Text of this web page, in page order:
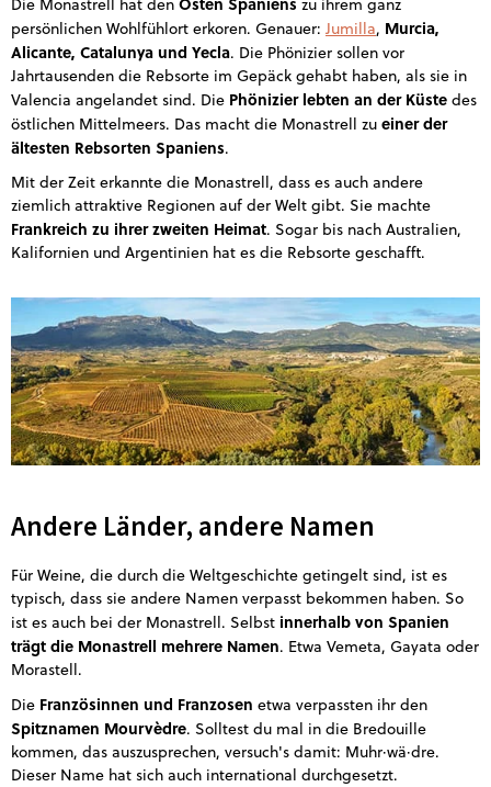
Die Monastrell hat den
zu ihrem ganz
persönlichen Wohlfühlort erkoren. Genauer: Jumilla, Murcia,
Alicante, Catalunya und Yecla. Die Phönizier sollen vor
Jahrtausenden die Rebsorte im Gepäck gehabt haben, als sie in
Valencia angelandet sind. Die Phönizier lebten an der Küste des
östlichen Mittelmeers. Das macht die Monastrell zu einer der
ältesten Rebsorten Spaniens.
Mit der Zeit erkannte die Monastrell, dass es auch andere
ziemlich attraktive Regionen auf der Welt gibt. Sie machte
Frankreich zu ihrer zweiten Heimat. Sogar bis nach Australien,
Kalifornien und Argentinien hat es die Rebsorte geschafft.
Andere Länder, andere Namen
Für Weine, die durch die Weltgeschichte getingelt sind, ist es
typisch, dass sie andere Namen verpasst bekommen haben. So
ist es auch bei der Monastrell. Selbst innerhalb von Spanien
trägt die Monastrell mehrere Namen. Etwa Vemeta, Gayata oder
Morastell.
Die Französinnen und Franzosen etwa verpassten ihr den
Spitznamen Mourvèdre. Solltest du mal in die Bredouille
kommen, das auszusprechen, versuch's damit: Muhr·wä·dre.
Dieser Name hat sich auch international durchgesetzt.